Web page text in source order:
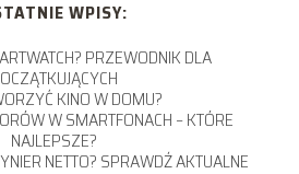
WPISY:
PRZEWODNIK DLA
KINO W DOMU?
W SMARTFONACH – KTÓRE
NAJLEPSZE?
NETTO? SPRAWDŹ AKTUALNE